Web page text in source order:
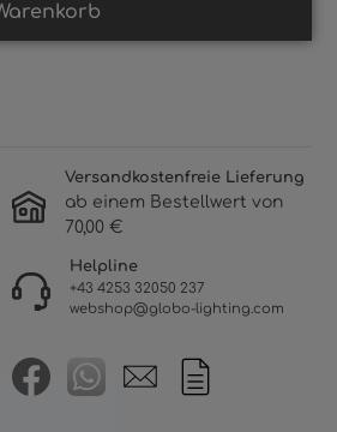
Versandkostenfreie Lieferung
ab einem Bestellwert von
70,00 €
Helpline
+43 4253 32050 237
webshop@globo-lighting.com